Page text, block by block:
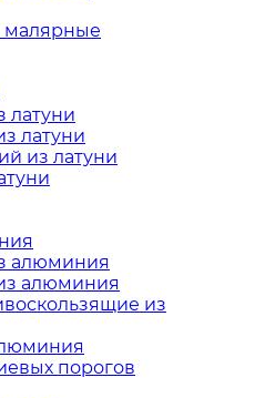
малярные
латуни
латуни
из латуни
алюминия
алюминия
из
порогов